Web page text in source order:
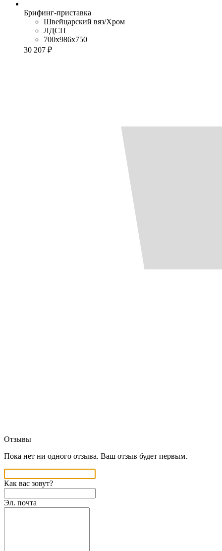
Брифинг-приставка
Швейцарский вяз/Хром
ЛДСП
700x986x750
30 207 ₽
Отзывы
Пока нет ни одного отзыва. Ваш отзыв будет первым.
Как вас зовут?
Эл. почта